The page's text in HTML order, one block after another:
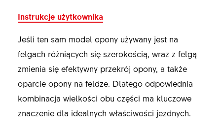
Instrukcje użytkownika
Jeśli ten sam model opony używany jest na
felgach różniących się szerokością, wraz z felgą
zmienia się efektywny przekrój opony, a także
oparcie opony na feldze. Dlatego odpowiednia
kombinacja wielkości obu części ma kluczowe
znaczenie dla idealnych właściwości jezdnych.